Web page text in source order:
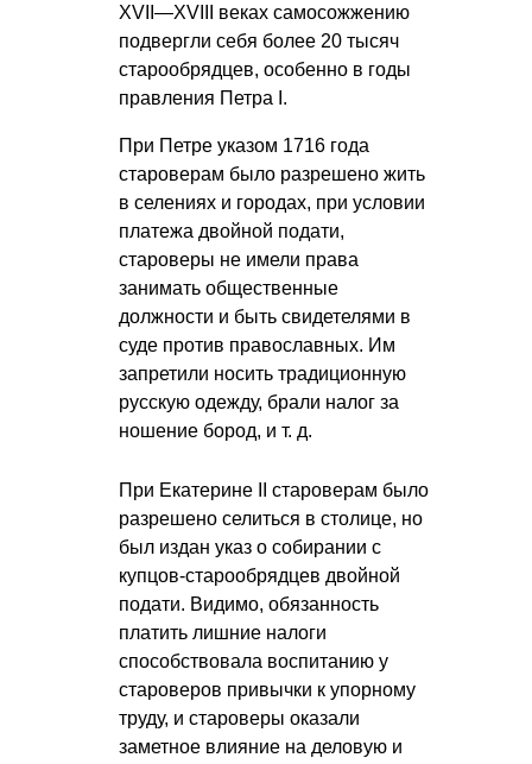
XVII—XVIII веках самосожжению
подвергли себя более 20 тысяч
старообрядцев, особенно в годы
правления Петра I.
При Петре указом 1716 года
староверам было разрешено жить
в селениях и городах, при условии
платежа двойной подати,
староверы не имели права
занимать общественные
должности и быть свидетелями в
суде против православных. Им
запретили носить традиционную
русскую одежду, брали налог за
ношение бород, и т. д.
При Екатерине II староверам было
разрешено селиться в столице, но
был издан указ о собирании с
купцов-старообрядцев двойной
подати. Видимо, обязанность
платить лишние налоги
способствовала воспитанию у
староверов привычки к упорному
труду, и староверы оказали
заметное влияние на деловую и